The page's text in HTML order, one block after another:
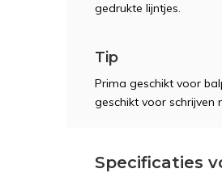
gedrukte lijntjes.
Tip
Prima geschikt voor
geschikt voor schrijven
Specificaties